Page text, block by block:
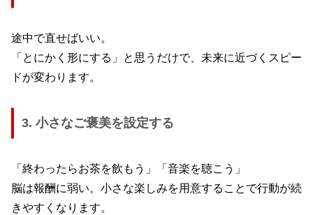
途中で直せばいい。
「とにかく形にする」と思うだけで、未来に近づくスピー
ドが変わります。
3. 小さなご褒美を設定する
「終わったらお茶を飲もう」「音楽を聴こう」
脳は報酬に弱い。小さな楽しみを用意することで行動が続
きやすくなります。